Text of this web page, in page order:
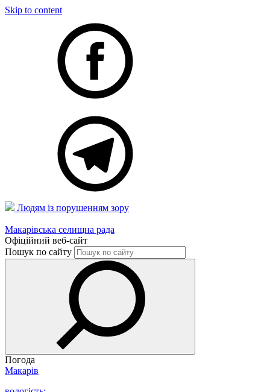
Skip to content
Людям із порушенням зору
Макарівська селищна рада
Офіційний веб-сайт
Пошук по сайту
Погода
Макарів